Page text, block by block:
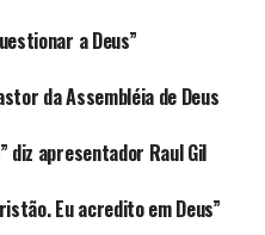
a Deus”
da Assembléia de Deus
diz apresentador Raul Gil
Eu acredito em Deus”